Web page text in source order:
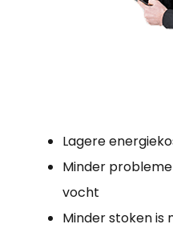
Lagere
Minder
vocht
Minder stoken is